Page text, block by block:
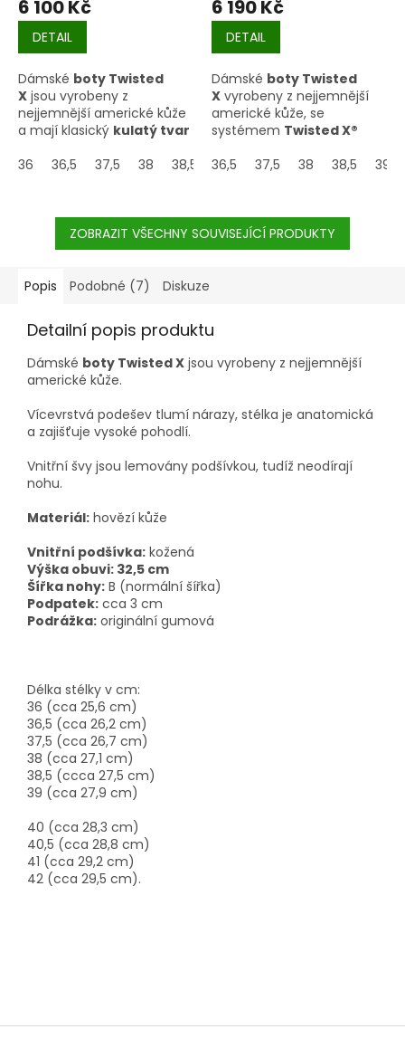
6 100 Kč
DETAIL
Dámské boty Twisted
X jsou vyrobeny z
nejjemnější americké kůže
a mají klasický kulatý tvar
36
36,5 37,5 38 38,5 39 40 40,5 41 42
6 190 Kč
DETAIL
Dámské boty Twisted
X vyrobeny z nejjemnější
americké kůže, se
systémem Twisted X®
maximální komfort.
36,5 37,5 38 38,5 39
ZOBRAZIT VŠECHNY SOUVISEJÍCÍ PRODUKTY
Popis Podobné (7) Diskuze
Detailní popis produktu
Dámské boty Twisted X jsou vyrobeny z nejjemnější
americké kůže.
Vícevrstvá podešev tlumí nárazy, stélka je anatomická
a zajišťuje vysoké pohodlí.
Vnitřní švy jsou lemovány podšívkou, tudíž neodírají
nohu.
Materiál: hovězí kůže
Vnitřní podšívka: kožená
Výška obuvi: 32,5 cm
Šířka nohy: B (normální šířka)
Podpatek: cca 3 cm
Podrážka: originální gumová
Délka stélky v cm:
36 (cca 25,6 cm)
36,5 (cca 26,2 cm)
37,5 (cca 26,7 cm)
38 (cca 27,1 cm)
38,5 (ccca 27,5 cm)
39 (cca 27,9 cm)
40 (cca 28,3 cm)
40,5 (cca 28,8 cm)
41 (cca 29,2 cm)
42 (cca 29,5 cm).
Z